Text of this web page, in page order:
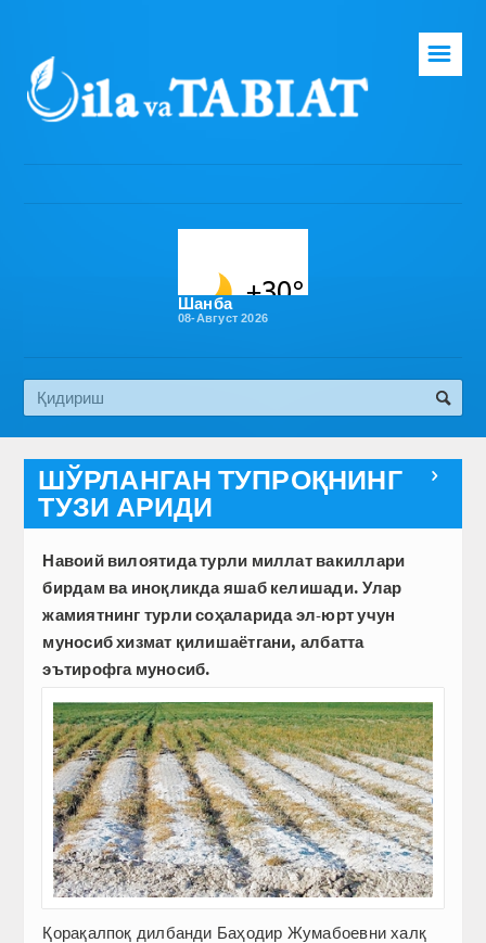
Бош саҳифа
Эко медиа
☰
Шанба
08-Август 2026

ШЎРЛАНГАН ТУПРОҚНИНГ
ТУЗИ АРИДИ
Навоий вилоятида турли миллат вакиллари
бирдам ва иноқликда яшаб келишади. Улар
жамиятнинг турли соҳаларида эл-юрт учун
муносиб хизмат қилишаётгани, албатта
эътирофга муносиб.
Қорақалпоқ дилбанди Баҳодир Жумабоевни халқ